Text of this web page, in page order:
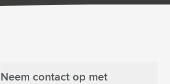
Neem contact op met